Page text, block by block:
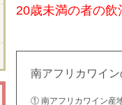
20歳未満の者の飲
南アフリカワイン
① 南アフリカワイン産